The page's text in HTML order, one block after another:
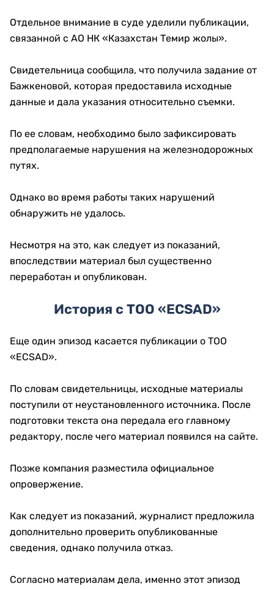
Отдельное внимание в суде уделили публикации,
связанной с АО НК «Казахстан Темир жолы».
Свидетельница сообщила, что получила задание от
Бажкеновой, которая предоставила исходные
данные и дала указания относительно съемки.
По ее словам, необходимо было зафиксировать
предполагаемые нарушения на железнодорожных
путях.
Однако во время работы таких нарушений
обнаружить не удалось.
Несмотря на это, как следует из показаний,
впоследствии материал был существенно
переработан и опубликован.
История с ТОО «ECSAD»
Еще один эпизод касается публикации о ТОО
«ECSAD».
По словам свидетельницы, исходные материалы
поступили от неустановленного источника. После
подготовки текста она передала его главному
редактору, после чего материал появился на сайте.
Позже компания разместила официальное
опровержение.
Как следует из показаний, журналист предложила
дополнительно проверить опубликованные
сведения, однако получила отказ.
Согласно материалам дела, именно этот эпизод